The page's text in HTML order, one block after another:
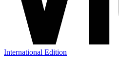
International Edition